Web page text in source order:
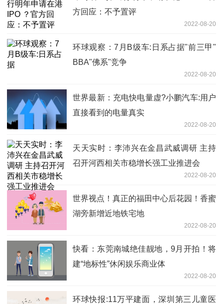
方回应：不予置评
2022-08-20
环球观察：7月B级车:日系占据"前三甲"
BBA"佛系"竞争
2022-08-20
世界最新：充电快电量虚?小鹏汽车:用户
直接看到的电量真实
2022-08-20
天天实时：李沛兴在金昌武威调研 主持
召开河西相关市稳增长强工业推进会
2022-08-20
世界视点！真正的福田中心后花园！香蜜
湖旁新增近地铁宅地
2022-08-20
快看：东莞南城绝佳靓地，9月开拍！将
建“地标性”休闲娱乐商业体
2022-08-20
环球快报:11万平建面，深圳第三儿童医